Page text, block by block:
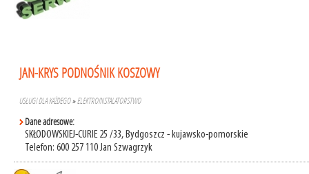
JAN-KRYS PODNOŚNIK KOSZOWY
USŁUGI DLA KAŻDEGO»ELEKTROINSTALATORSTWO
Dane adresowe:
SKŁODOWSKIEJ-CURIE 25 /33, Bydgoszcz - kujawsko-pomorskie
Telefon: 600 257 110 Jan Szwagrzyk